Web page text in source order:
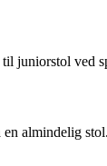
juniorstol ved
almindelig